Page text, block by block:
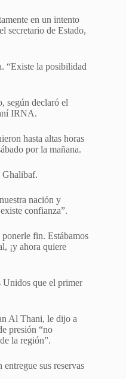
en un intento
secretario de Estado,
“Existe la posibilidad
según declaró el
IRNA.
hasta altas horas
por la mañana.
Ghalibaf.
nación y
confianza”.
fin. Estábamos
¡y ahora quiere
Unidos que el primer
Al Thani, le dijo a
presión “no
la región”.
sus reservas